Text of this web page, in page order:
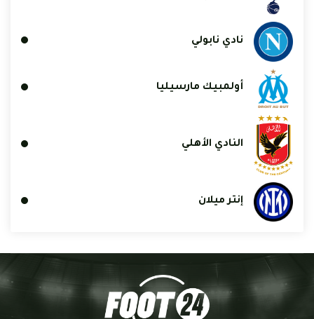
نادي نابولي
أولمبيك مارسيليا
النادي الأهلي
إنتر ميلان